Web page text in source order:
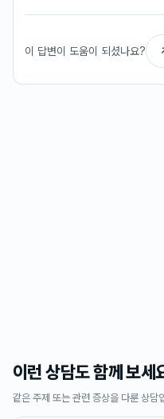
이 답변이 도움이 되셨나요?
이런 상담도 함께 보세
같은 주제 또는 관련 증상을 다룬 상담